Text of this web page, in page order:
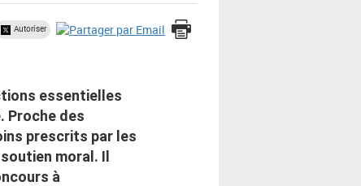
Autoriser
essentielles
Proche des
prescrits par les
moral. Il
à